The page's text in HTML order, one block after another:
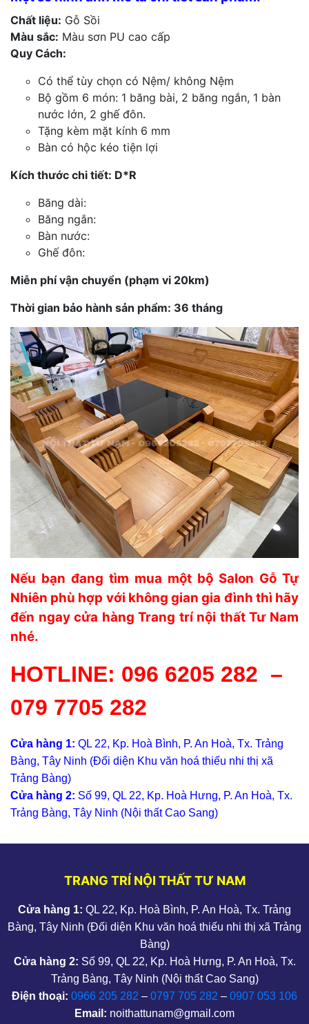
Chất liệu: Gỗ Sồi
Màu sắc: Màu sơn PU cao cấp
Quy Cách:
Có thể tùy chọn có Nệm/ không Nệm
Bộ gồm 6 món: 1 băng bài, 2 băng ngắn, 1 bàn
nước lớn, 2 ghế đôn.
Tặng kèm mặt kính 6 mm
Bàn có hộc kéo tiện lợi
Kích thước chi tiết: D*R
Băng dài:
Băng ngắn:
Bàn nước:
Ghế đôn:
Miễn phí vận chuyển (phạm vi 20km)
Thời gian bảo hành sản phẩm: 36 tháng
Nếu bạn đang tìm mua một bộ Salon Gỗ Tự
Nhiên phù hợp với không gian gia đình thì hãy
đến ngay cửa hàng Trang trí nội thất Tư Nam
nhé.
HOTLINE: 096 6205 282 –
079 7705 282
Cửa hàng 1: QL 22, Kp. Hoà Bình, P. An Hoà, Tx. Trảng
Bàng, Tây Ninh (Đối diện Khu văn hoá thiếu nhi thị xã
Trảng Bàng)
Cửa hàng 2: Số 99, QL 22, Kp. Hoà Hưng, P. An Hoà, Tx.
Trảng Bàng, Tây Ninh (Nội thất Cao Sang)
TRANG TRÍ NỘI THẤT TƯ NAM
Cửa hàng 1: QL 22, Kp. Hoà Bình, P. An Hoà, Tx. Trảng
Bàng, Tây Ninh (Đối diện Khu văn hoá thiếu nhi thị xã Trảng
Bàng)
Cửa hàng 2: Số 99, QL 22, Kp. Hoà Hưng, P. An Hoà, Tx.
Trảng Bàng, Tây Ninh (Nội thất Cao Sang)
Điện thoại: 0966 205 282 – 0797 705 282 – 0907 053 106
Email: noithattunam@gmail.com